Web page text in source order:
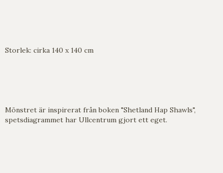
Storlek: cirka 140 x 140 cm
Mönstret är inspirerat från boken "Shetland Hap Shawls",
spetsdiagrammet har Ullcentrum gjort ett eget.